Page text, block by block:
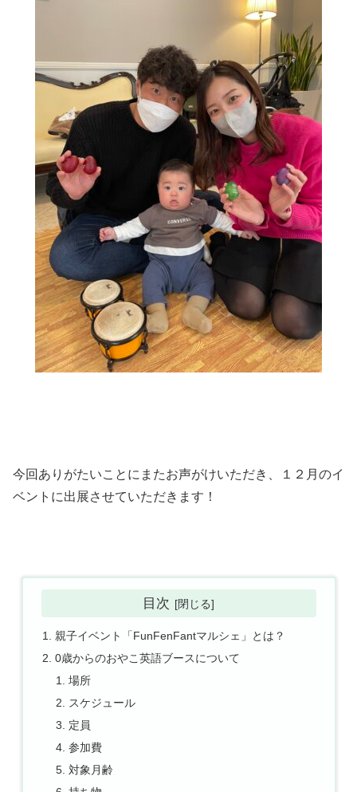
今回ありがたいことにまたお声がけいただき、１２月のイ
ベントに出展させていただきます！
目次
親子イベント「FunFenFantマルシェ」とは？
0歳からのおやこ英語ブースについて
場所
スケジュール
定員
参加費
対象月齢